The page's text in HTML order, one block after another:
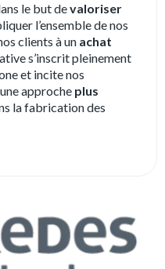
le but devaloriser
l’ensemble de nos
clients à un achat
s’inscrit pleinement
et incite nos
approche plus
la fabrication des